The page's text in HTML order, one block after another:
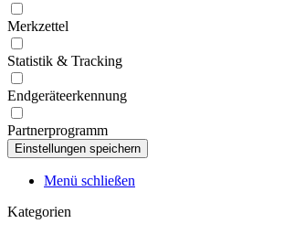
Merkzettel
Statistik & Tracking
Endgeräteerkennung
Partnerprogramm
Menü schließen
Kategorien